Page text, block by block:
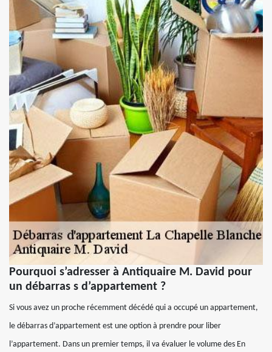
Pourquoi s’adresser à Antiquaire M. David pour
un débarras s d’appartement ?
Si vous avez un proche récemment décédé qui a occupé un appartement,
le débarras d’appartement est une option à prendre pour liber
l’appartement. Dans un premier temps, il va évaluer le volume des En